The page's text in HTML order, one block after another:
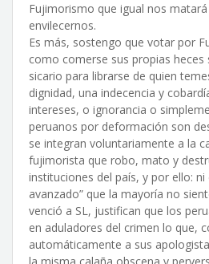
Fujimorismo que igual nos
envilecernos.
Es más, sostengo que votar por
como comerse sus propias
sicario para librarse de quien
dignidad, una indecencia y
intereses, o ignorancia o
peruanos por deformación son
se integran voluntariamente a la
fujimorista que robo, mato y
instituciones del país, y por ello:
avanzado” que la mayoría no
venció a SL, justifican que los
en aduladores del crimen lo que,
automáticamente a sus